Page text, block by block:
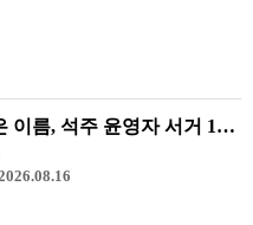
별처럼 남은 이름, 석주 윤영자 서거 10주기 기념전 - 그리고 석주 미술상 수상 작가전